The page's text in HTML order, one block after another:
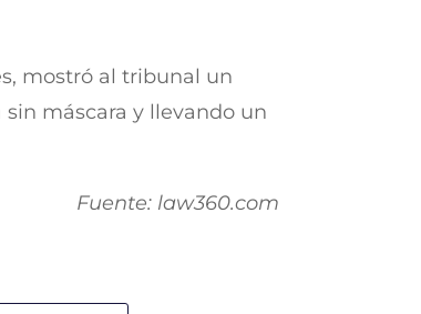
mostró al tribunal un
máscara y llevando un
Fuente: law360.com